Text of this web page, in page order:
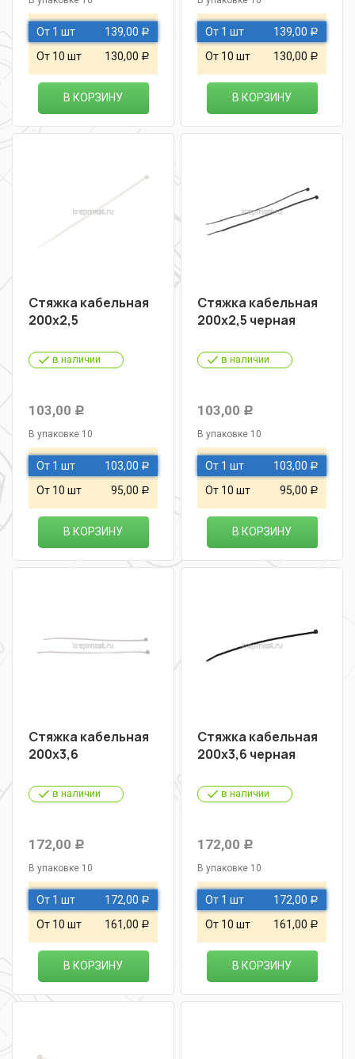
От 1 шт 139,00 Р
От 10 шт 130,00 Р
В КОРЗИНУ
От 1 шт 139,00 Р
От 10 шт 130,00 Р
В КОРЗИНУ
Стяжка кабельная
200х2,5
в наличии
103,00 Р
В упаковке 10
От 1 шт 103,00 Р
От 10 шт 95,00 Р
В КОРЗИНУ
Стяжка кабельная
200х2,5 черная
в наличии
103,00 Р
В упаковке 10
От 1 шт 103,00 Р
От 10 шт 95,00 Р
В КОРЗИНУ
Стяжка кабельная
200х3,6
в наличии
172,00 Р
В упаковке 10
От 1 шт 172,00 Р
От 10 шт 161,00 Р
В КОРЗИНУ
Стяжка кабельная
200х3,6 черная
в наличии
172,00 Р
В упаковке 10
От 1 шт 172,00 Р
От 10 шт 161,00 Р
В КОРЗИНУ